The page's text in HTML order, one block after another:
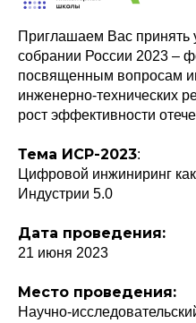
Приглашаем Вас принять
собрании России 2023 –
посвященным вопросам
инженерно-технических
рост эффективности
Тема ИСР-2023:
Цифровой инжиниринг
Индустрии 5.0
Дата проведения:
21 июня 2023
Место проведения:
Научно-